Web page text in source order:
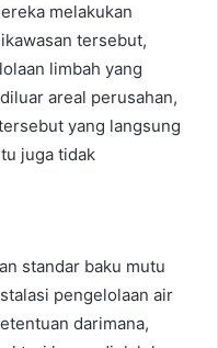
melakukan
tersebut,
limbah yang
areal perusahan,
yang langsung
juga tidak
standar baku mutu
pengelolaan air
darimana,